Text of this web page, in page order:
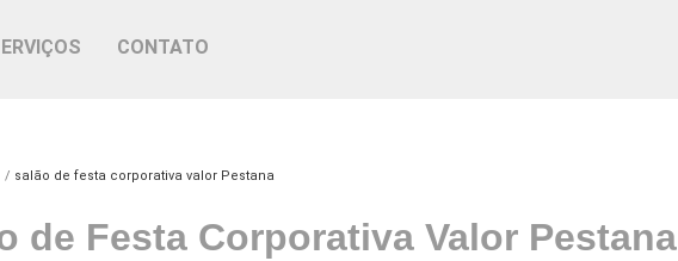
CONTATO
salão de festa corporativa valor Pestana
de Festa Corporativa Valor Pestana